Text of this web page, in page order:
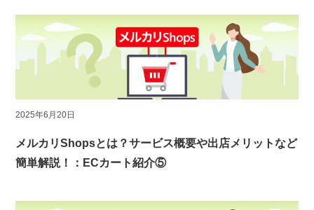
2025年6月20日
メルカリShopsとは？サービス概要や出店メリットなど
簡単解説！：ECカート紹介⑤